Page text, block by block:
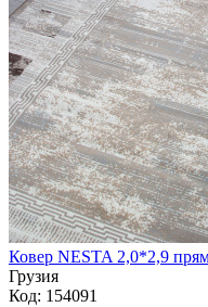
Ковер NESTA 2,0*2,9
Грузия
Код: 154091